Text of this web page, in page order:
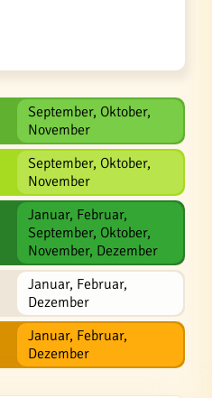
September, Oktober,
November
September, Oktober,
November
Januar, Februar,
September, Oktober,
November, Dezember
Januar, Februar,
Dezember
Januar, Februar,
Dezember